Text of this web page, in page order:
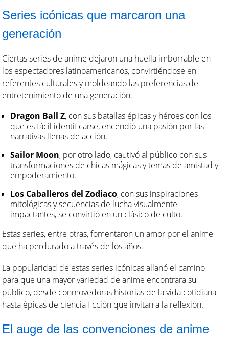
Series icónicas que marcaron una
generación
Ciertas series de anime dejaron una huella imborrable en
los espectadores latinoamericanos, convirtiéndose en
referentes culturales y moldeando las preferencias de
entretenimiento de una generación.
Dragon Ball Z, con sus batallas épicas y héroes con los
que es fácil identificarse, encendió una pasión por las
narrativas llenas de acción.
Sailor Moon, por otro lado, cautivó al público con sus
transformaciones de chicas mágicas y temas de amistad y
empoderamiento.
Los Caballeros del Zodiaco, con sus inspiraciones
mitológicas y secuencias de lucha visualmente
impactantes, se convirtió en un clásico de culto.
Estas series, entre otras, fomentaron un amor por el anime
que ha perdurado a través de los años.
La popularidad de estas series icónicas allanó el camino
para que una mayor variedad de anime encontrara su
público, desde conmovedoras historias de la vida cotidiana
hasta épicas de ciencia ficción que invitan a la reflexión.
El auge de las convenciones de anime